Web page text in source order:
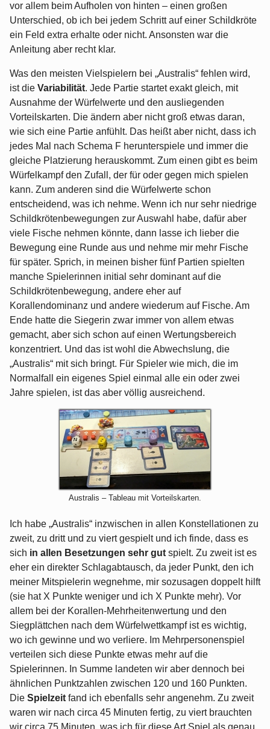
vor allem beim Aufholen von hinten – einen großen
Unterschied, ob ich bei jedem Schritt auf einer Schildkröte
ein Feld extra erhalte oder nicht. Ansonsten war die
Anleitung aber recht klar.
Was den meisten Vielspielern bei „Australis“ fehlen wird,
ist die Variabilität. Jede Partie startet exakt gleich, mit
Ausnahme der Würfelwerte und den ausliegenden
Vorteilskarten. Die ändern aber nicht groß etwas daran,
wie sich eine Partie anfühlt. Das heißt aber nicht, dass ich
jedes Mal nach Schema F herunterspiele und immer die
gleiche Platzierung herauskommt. Zum einen gibt es beim
Würfelkampf den Zufall, der für oder gegen mich spielen
kann. Zum anderen sind die Würfelwerte schon
entscheidend, was ich nehme. Wenn ich nur sehr niedrige
Schildkrötenbewegungen zur Auswahl habe, dafür aber
viele Fische nehmen könnte, dann lasse ich lieber die
Bewegung eine Runde aus und nehme mir mehr Fische
für später. Sprich, in meinen bisher fünf Partien spielten
manche Spielerinnen initial sehr dominant auf die
Schildkrötenbewegung, andere eher auf
Korallendominanz und andere wiederum auf Fische. Am
Ende hatte die Siegerin zwar immer von allem etwas
gemacht, aber sich schon auf einen Wertungsbereich
konzentriert. Und das ist wohl die Abwechslung, die
„Australis“ mit sich bringt. Für Spieler wie mich, die im
Normalfall ein eigenes Spiel einmal alle ein oder zwei
Jahre spielen, ist das aber völlig ausreichend.
Australis – Tableau mit Vorteilskarten.
Ich habe „Australis“ inzwischen in allen Konstellationen zu
zweit, zu dritt und zu viert gespielt und ich finde, dass es
sich in allen Besetzungen sehr gut spielt. Zu zweit ist es
eher ein direkter Schlagabtausch, da jeder Punkt, den ich
meiner Mitspielerin wegnehme, mir sozusagen doppelt hilft
(sie hat X Punkte weniger und ich X Punkte mehr). Vor
allem bei der Korallen-Mehrheitenwertung und den
Siegplättchen nach dem Würfelwettkampf ist es wichtig,
wo ich gewinne und wo verliere. Im Mehrpersonenspiel
verteilen sich diese Punkte etwas mehr auf die
Spielerinnen. In Summe landeten wir aber dennoch bei
ähnlichen Punktzahlen zwischen 120 und 160 Punkten.
Die Spielzeit fand ich ebenfalls sehr angenehm. Zu zweit
waren wir nach circa 45 Minuten fertig, zu viert brauchten